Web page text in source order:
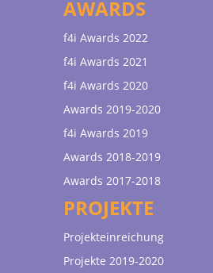
AWARDS
f4i Awards 2022
f4i Awards 2021
f4i Awards 2020
Awards 2019-2020
f4i Awards 2019
Awards 2018-2019
Awards 2017-2018
PROJEKTE
Projekteinreichung
Projekte 2019-2020